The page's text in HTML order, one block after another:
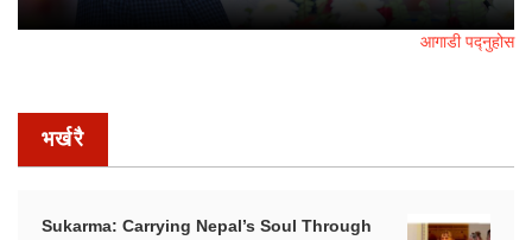
आगाडी पद्नुहोस
भर्खरै
Sukarma: Carrying Nepal’s Soul Through